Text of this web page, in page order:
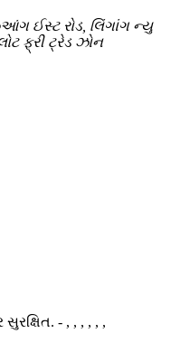
ઈસ્ટ રોડ, લિંગાંગ ન્યુ
ફ્રી ટ્રેડ ઝોન
સુરક્ષિત. - , , , , , ,